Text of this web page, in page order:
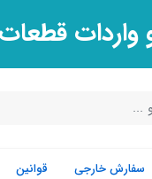
واردات
سفارش خارجی قوانین